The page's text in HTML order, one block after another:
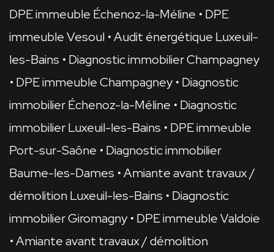
DPE immeuble Échenoz-la-Méline
DPE
immeuble Vesoul Audit énergétique Luxeuil-
les-Bains
Diagnostic immobilier Champagney
DPE immeuble Champagney
Diagnostic
immobilier Échenoz-la-Méline
Diagnostic
immobilier Luxeuil-les-Bains
DPE immeuble
Port-sur-Saône
Diagnostic immobilier
Baume-les-Dames
Amiante avant travaux /
démolition Luxeuil-les-Bains
Diagnostic
immobilier Giromagny
DPE immeuble Valdoie
Amiante avant travaux / démolition